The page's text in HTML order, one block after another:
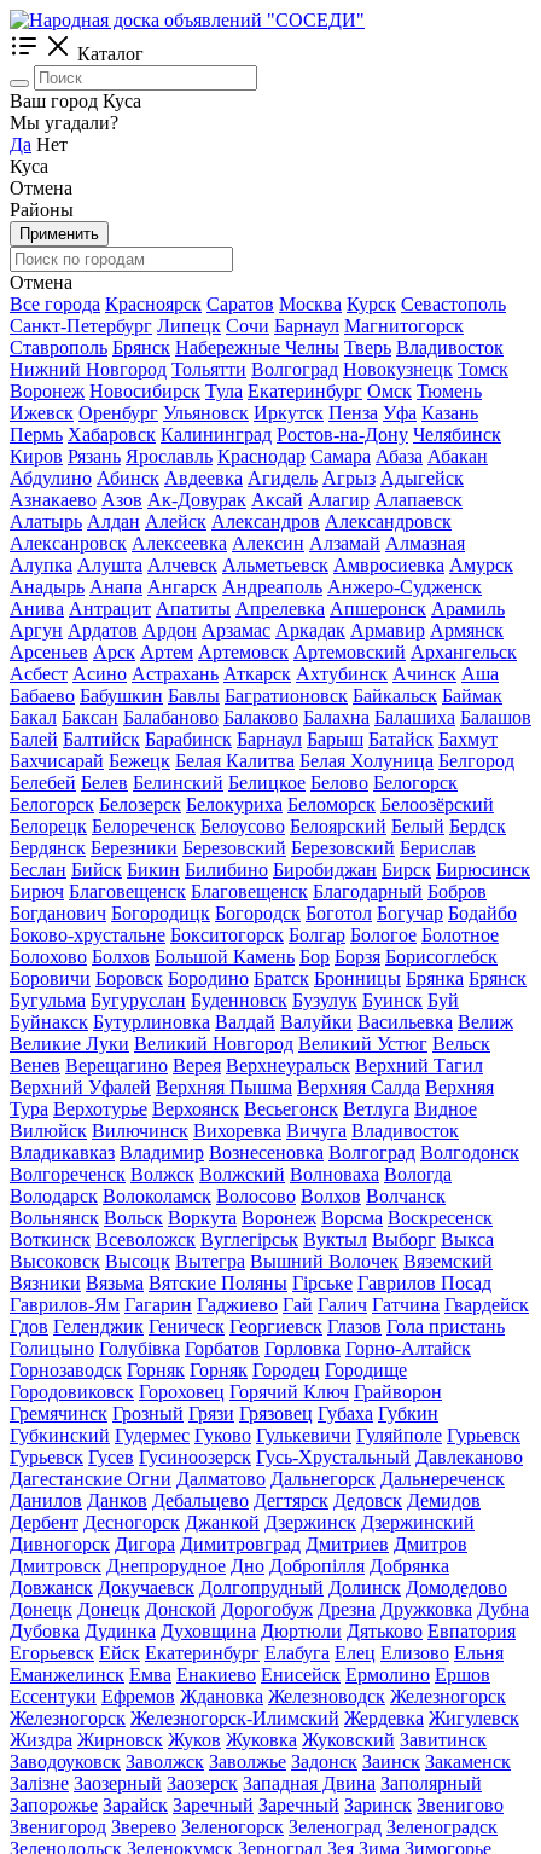
Каталог
Ваш город Куса
Мы угадали?
Да Нет
Куса
Отмена
Районы
Применить
Отмена
Все города Красноярск Саратов Москва Курск Севастополь
Санкт-Петербург Липецк Сочи Барнаул Магнитогорск
Ставрополь Брянск Набережные Челны Тверь Владивосток
Нижний Новгород Тольятти Волгоград Новокузнецк Томск
Воронеж Новосибирск Тула Екатеринбург Омск Тюмень
Ижевск Оренбург Ульяновск Иркутск Пенза Уфа Казань
Пермь Хабаровск Калининград Ростов-на-Дону Челябинск
Киров Рязань Ярославль Краснодар Самара Абаза Абакан
Абдулино Абинск Авдеевка Агидель Агрыз Адыгейск
Азнакаево Азов Ак-Довурак Аксай Алагир Алапаевск
Алатырь Алдан Алейск Александров Александровск
Алексанровск Алексеевка Алексин Алзамай Алмазная
Алупка Алушта Алчевск Альметьевск Амвросиевка Амурск
Анадырь Анапа Ангарск Андреаполь Анжеро-Судженск
Анива Антрацит Апатиты Апрелевка Апшеронск Арамиль
Аргун Ардатов Ардон Арзамас Аркадак Армавир Армянск
Арсеньев Арск Артем Артемовск Артемовский Архангельск
Асбест Асино Астрахань Аткарск Ахтубинск Ачинск Аша
Бабаево Бабушкин Бавлы Багратионовск Байкальск Баймак
Бакал Баксан Балабаново Балаково Балахна Балашиха Балашов
Балей Балтийск Барабинск Барнаул Барыш Батайск Бахмут
Бахчисарай Бежецк Белая Калитва Белая Холуница Белгород
Белебей Белев Белинский Белицкое Белово Белогорск
Белогорск Белозерск Белокуриха Беломорск Белоозёрский
Белорецк Белореченск Белоусово Белоярский Белый Бердск
Бердянск Березники Березовский Березовский Берислав
Беслан Бийск Бикин Билибино Биробиджан Бирск Бирюсинск
Бирюч Благовещенск Благовещенск Благодарный Бобров
Богданович Богородицк Богородск Боготол Богучар Бодайбо
Боково-хрустальне Бокситогорск Болгар Бологое Болотное
Болохово Болхов Большой Камень Бор Борзя Борисоглебск
Боровичи Боровск Бородино Братск Бронницы Брянка Брянск
Бугульма Бугуруслан Буденновск Бузулук Буинск Буй
Буйнакск Бутурлиновка Валдай Валуйки Васильевка Велиж
Великие Луки Великий Новгород Великий Устюг Вельск
Венев Верещагино Верея Верхнеуральск Верхний Тагил
Верхний Уфалей Верхняя Пышма Верхняя Салда Верхняя
Тура Верхотурье Верхоянск Весьегонск Ветлуга Видное
Вилюйск Вилючинск Вихоревка Вичуга Владивосток
Владикавказ Владимир Вознесеновка Волгоград Волгодонск
Волгореченск Волжск Волжский Волноваха Вологда
Володарск Волоколамск Волосово Волхов Волчанск
Вольнянск Вольск Воркута Воронеж Ворсма Воскресенск
Воткинск Всеволожск Вуглегірськ Вуктыл Выборг Выкса
Высоковск Высоцк Вытегра Вышний Волочек Вяземский
Вязники Вязьма Вятские Поляны Гірське Гаврилов Посад
Гаврилов-Ям Гагарин Гаджиево Гай Галич Гатчина Гвардейск
Гдов Геленджик Геническ Георгиевск Глазов Гола пристань
Голицыно Голубівка Горбатов Горловка Горно-Алтайск
Горнозаводск Горняк Горняк Городец Городище
Городовиковск Гороховец Горячий Ключ Грайворон
Гремячинск Грозный Грязи Грязовец Губаха Губкин
Губкинский Гудермес Гуково Гулькевичи Гуляйполе Гурьевск
Гурьевск Гусев Гусиноозерск Гусь-Хрустальный Давлеканово
Дагестанские Огни Далматово Дальнегорск Дальнереченск
Данилов Данков Дебальцево Дегтярск Дедовск Демидов
Дербент Десногорск Джанкой Дзержинск Дзержинский
Дивногорск Дигора Димитровград Дмитриев Дмитров
Дмитровск Днепрорудное Дно Добропілля Добрянка
Довжанск Докучаевск Долгопрудный Долинск Домодедово
Донецк Донецк Донской Дорогобуж Дрезна Дружковка Дубна
Дубовка Дудинка Духовщина Дюртюли Дятьково Евпатория
Егорьевск Ейск Екатеринбург Елабуга Елец Елизово Ельня
Еманжелинск Емва Енакиево Енисейск Ермолино Ершов
Ессентуки Ефремов Ждановка Железноводск Железногорск
Железногорск Железногорск-Илимский Жердевка Жигулевск
Жиздра Жирновск Жуков Жуковка Жуковский Завитинск
Заводоуковск Заволжск Заволжье Задонск Заинск Закаменск
Залізне Заозерный Заозерск Западная Двина Заполярный
Запорожье Зарайск Заречный Заречный Заринск Звенигово
Звенигород Зверево Зеленогорск Зеленоград Зеленоградск
Зеленодольск Зеленокумск Зерноград Зея Зима Зимогорье